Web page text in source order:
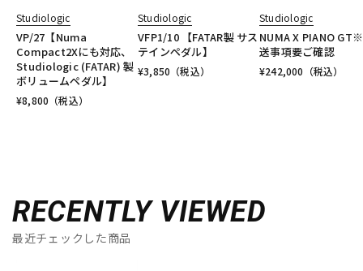
Studiologic
VP/27【Numa
Compact2Xにも対応、
Studiologic (FATAR) 製
ボリュームペダル】
¥8,800 （税込）
Studiologic
VFP1/10 【FATAR製 サス
テインペダル】
¥3,850 （税込）
Studiologic
NUMA X PIANO
送事項要ご確認
¥242,000 （税込）
RECENTLY VIEWED
最近チェックした商品